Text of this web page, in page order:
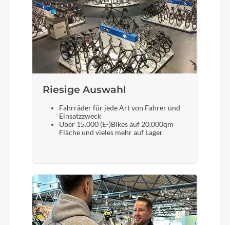
Riesige Auswahl
Fahrräder für jede Art von Fahrer und
Einsatzzweck
Über 15.000 (E-)Bikes auf 20.000qm
Fläche und vieles mehr auf Lager